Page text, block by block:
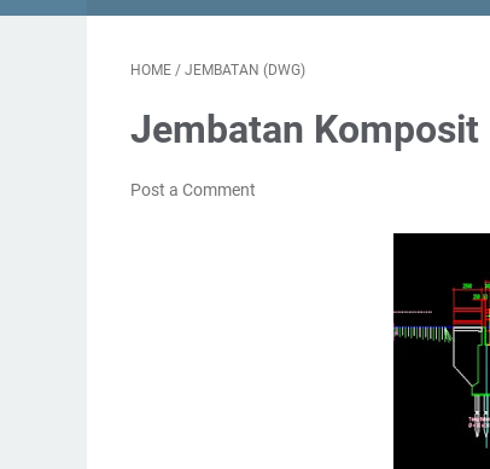
HOME / JEMBATAN (DWG)
Jembatan
Post a Comment